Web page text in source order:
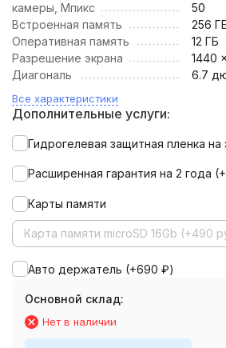
камеры, Мпикс
50
Встроенная память
256
Оперативная память
12 ГБ
Разрешение экрана
1440
Диагональ
6.7
Все характеристики
Дополнительные услуги:
Гидрогелевая защитная пленка на
Расширенная гарантия на 2 года (+
Карты памяти
Карта памяти microSD 16Gb (+490
Авто держатель (+690 ₽)
Основной склад:
Нет в наличии